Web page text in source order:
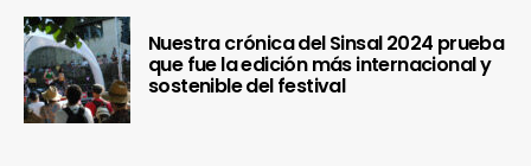
Nuestra crónica del Sinsal 2024 prueba
que fue la edición más internacional y
sostenible del festival